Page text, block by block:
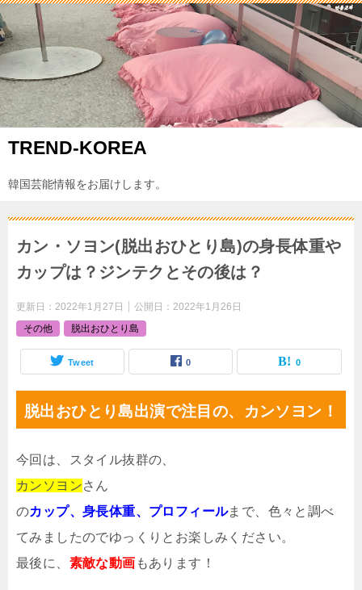
TREND-KOREA
韓国芸能情報をお届けします。
カン・ソヨン(脱出おひとり島)の身長体重や
カップは？ジンテクとその後は？
更新日： 2022年1月27日 公開日： 2022年1月26日
その他
脱出おひとり島
Tweet 0 0
脱出おひとり島出演で注目の、カンソヨン！
今回は、スタイル抜群の、
カンソヨンさん
のカップ、身長体重、プロフィールまで、色々と調べ
てみましたのでゆっくりとお楽しみください。
最後に、 素敵な動画 もあります！